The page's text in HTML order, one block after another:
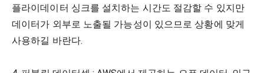
플라이데이터 싱크를 설치하는 시간도 절감할 수 있지만
데이터가 외부로 노출될 가능성이 있으므로 상황에 맞게
사용하길 바란다.